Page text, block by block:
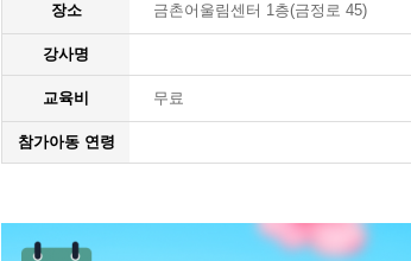
장소 금촌어울림센터 1층(금정로 45)
강사명
교육비 무료
참가아동 연령